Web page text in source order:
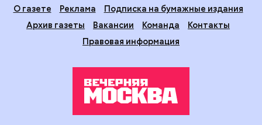
О газете Реклама
Подписка на бумажные издания
Архив газеты
Вакансии Команда
Контакты
Правовая информация